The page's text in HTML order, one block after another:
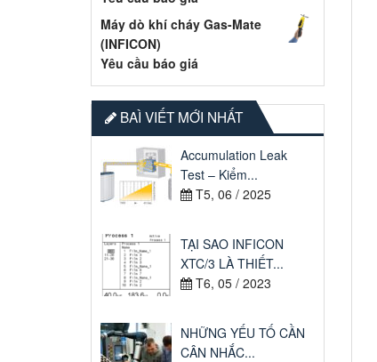
Máy dò khí cháy Gas-Mate
(INFICON)
Yêu cầu báo giá
BAÌ VIẾT MỚI NHẤT
Accumulation Leak
Test – Kiểm...
T5, 06 / 2025
TẠI SAO INFICON
XTC/3 LÀ THIẾT...
T6, 05 / 2023
NHỮNG YẾU TỐ CẦN
CÂN NHẮC...